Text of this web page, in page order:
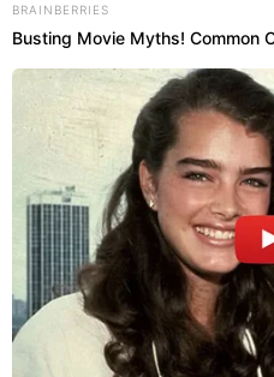
BRAINBERRIES
Busting Movie Myths! Common